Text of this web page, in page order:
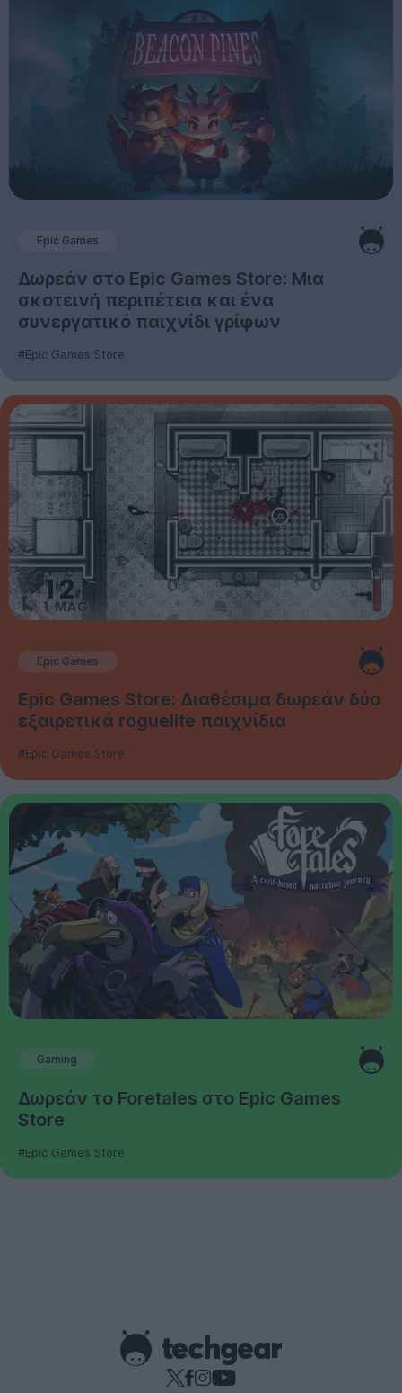
Epic Games
Δωρεάν στο Epic Games Store: Μια
σκοτεινή περιπέτεια και ένα
συνεργατικό παιχνίδι γρίφων
#Epic Games Store
Epic Games
Epic Games Store: Διαθέσιμα δωρεάν δύο
εξαιρετικά roguelite παιχνίδια
#Epic Games Store
Gaming
Δωρεάν το Foretales στο Epic Games
Store
#Epic Games Store